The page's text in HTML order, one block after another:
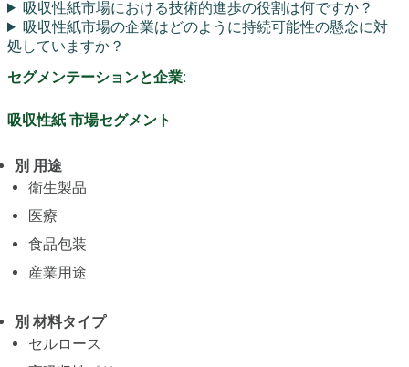
吸収性紙市場における技術的進歩の役割は何ですか？
吸収性紙市場の企業はどのように持続可能性の懸念に対
処していますか？
セグメンテーションと企業:
吸収性紙 市場セグメント
別 用途
衛生製品
医療
食品包装
産業用途
別 材料タイプ
セルロース